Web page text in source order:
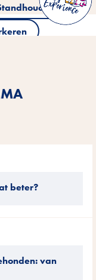
beter?
van